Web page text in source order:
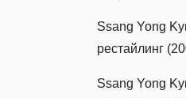
Ssang Yong
рестайлинг
Ssang Yong